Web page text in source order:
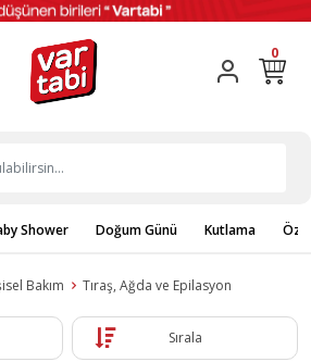
0
Shower Doğum Günü Kutlama
Bakım Tıraş, Ağda ve Epilasyon
Sırala